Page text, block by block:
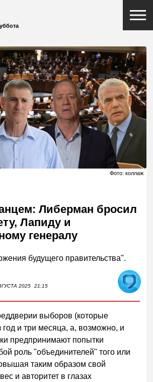
Фото: коллаж
Либерман бросил
Лапиду и
генералу
будущего правительства".
2025 21:15
выборов (которые
год и три месяца, а, возможно, и
предпринимают попытки
роль "объединителей" того или
таким образом свой
и авторитет в глазах